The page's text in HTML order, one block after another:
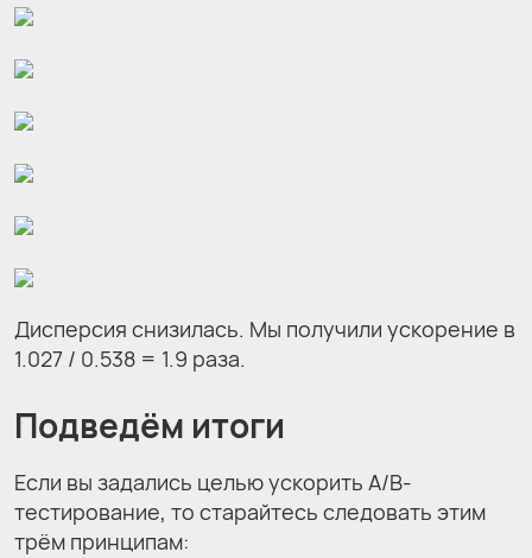
Дисперсия снизилась. Мы получили ускорение в
1.027 / 0.538 = 1.9 раза.
Подведём итоги
Если вы задались целью ускорить A/B-
тестирование, то старайтесь следовать этим
трём принципам: